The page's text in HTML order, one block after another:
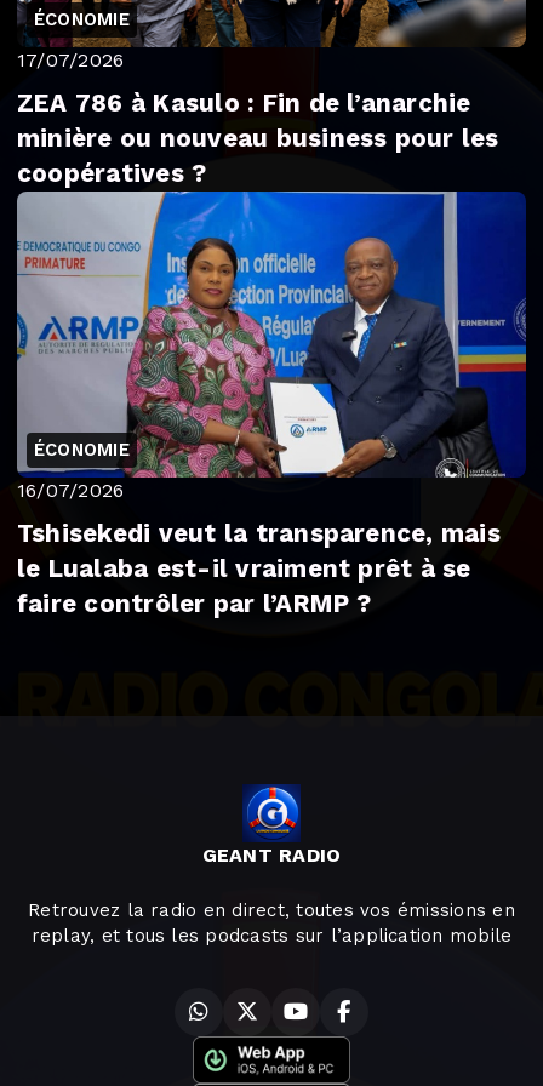
ÉCONOMIE
17/07/2026
ZEA 786 à Kasulo : Fin de l’anarchie
minière ou nouveau business pour les
coopératives ?
ÉCONOMIE
16/07/2026
Tshisekedi veut la transparence, mais
le Lualaba est-il vraiment prêt à se
faire contrôler par l’ARMP ?
GEANT RADIO
Retrouvez la radio en direct, toutes vos émissions en
replay, et tous les podcasts sur l’application mobile